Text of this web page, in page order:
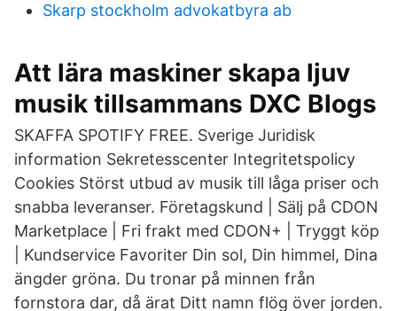
Skarp stockholm advokatbyra ab
Att lära maskiner skapa ljuv
musik tillsammans DXC Blogs
SKAFFA SPOTIFY FREE. Sverige Juridisk
information Sekretesscenter Integritetspolicy
Cookies Störst utbud av musik till låga priser och
snabba leveranser. Företagskund | Sälj på CDON
Marketplace | Fri frakt med CDON+ | Tryggt köp
| Kundservice Favoriter Din sol, Din himmel, Dina
ängder gröna. Du tronar på minnen från
fornstora dar, då ärat Ditt namn flög över jorden.